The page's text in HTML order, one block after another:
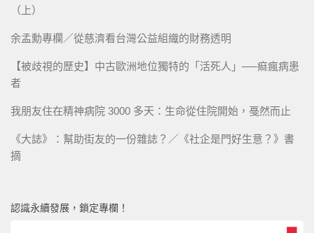
（上）
余孟勳專欄／從慈濟看台灣公益組織的財務透明
【被歧視的歷史】中古歐洲地位獨特的「活死人」──痲瘋病患
者
我朋友住在精神病院 3000 多天：生命從住院開始，戞然而止
《大誌》：幫助街友的一份雜誌？／《社企是門好生意？》書
摘
認識永續發展，鎖定專欄！